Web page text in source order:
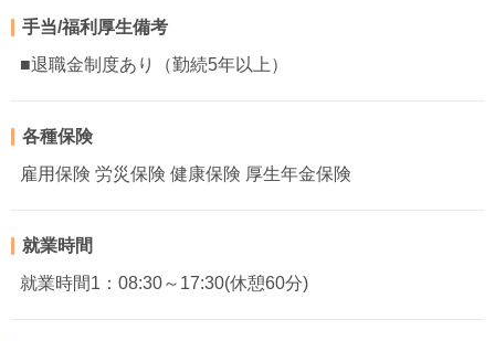
手当/福利厚生備考
■退職金制度あり（勤続5年以上）
各種保険
雇用保険 労災保険 健康保険 厚生年金保険
就業時間
就業時間1：08:30～17:30(休憩60分)